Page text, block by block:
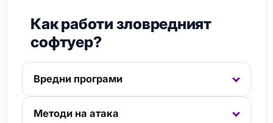
Как работи зловредният
софтуер?
Вредни програми
Методи на атака